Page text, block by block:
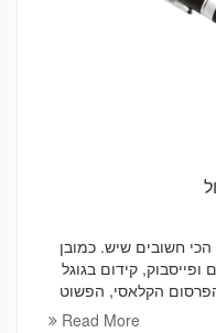
חשובים שיש. כמובן
קידום בגוגל
הקלאסי, הפשוט
Read More